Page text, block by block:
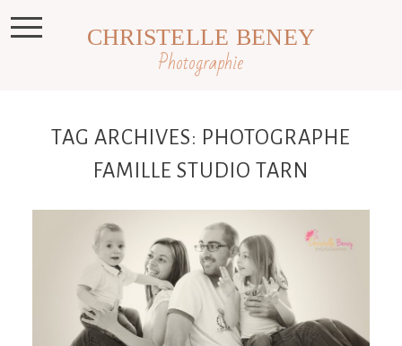
Photographie
CHRISTELLE BENEY
TAG ARCHIVES: PHOTOGRAPHE
FAMILLE STUDIO TARN
Séance famille en studio, photographe
famille Castres